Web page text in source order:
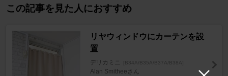
この記事を見た人におすすめ
リヤウィンドウにカーテンを設
置
デリカミニ [B34A/B35A/B37A/B38A]
Alan Smitheeさん